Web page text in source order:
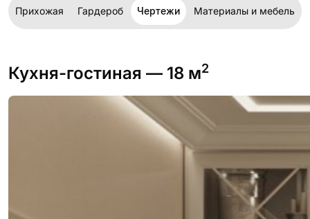
Прихожая Гардероб Чертежи Материалы и мебель
Кухня-гостиная — 18 м2